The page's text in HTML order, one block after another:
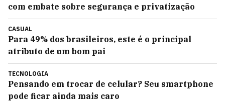
com embate sobre segurança e privatização
CASUAL
Para 49% dos brasileiros, este é o principal
atributo de um bom pai
TECNOLOGIA
Pensando em trocar de celular? Seu smartphone
pode ficar ainda mais caro